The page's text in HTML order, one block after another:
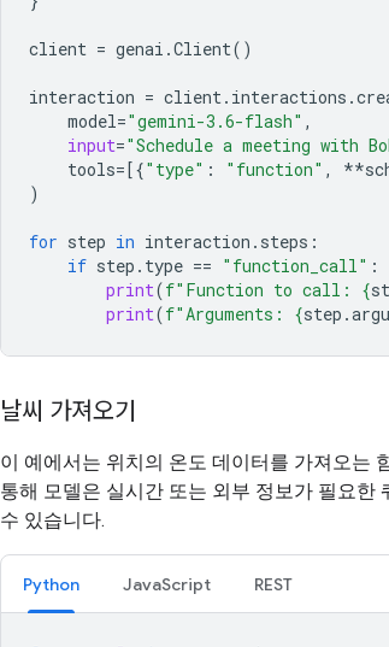
client = genai .Client()
interaction = client. interactions .
model="gemini-3.6-flash" ,
input="Schedule a meeting with
tools=[{"type" : "function" , **
)
for step in interaction . steps :
if step . type == "function_call" :
print(f"Function to call: {
print(f"Arguments: {step .
날씨 가져오기
이 예에서는 위치의 온도 데이터를 가져오는
통해 모델은 실시간 또는 외부 정보가 필요한
수 있습니다.
Python JavaScript REST